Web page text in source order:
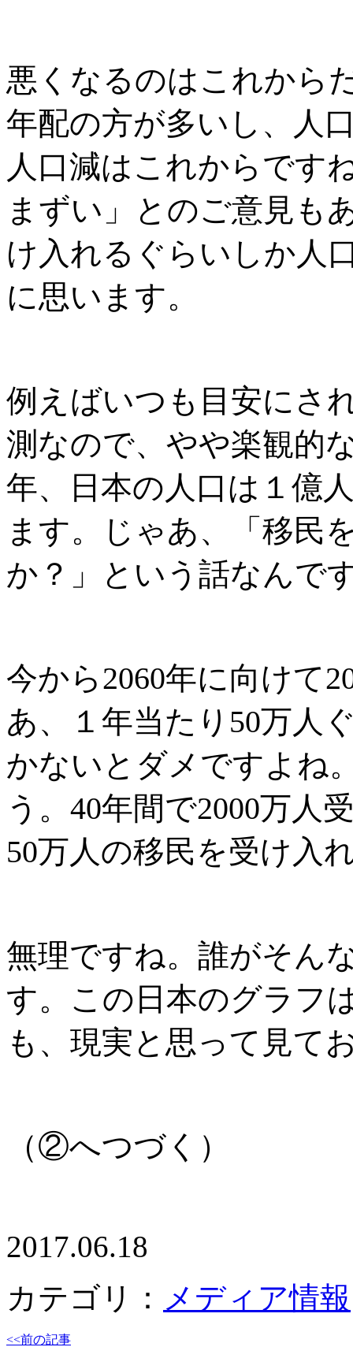
悪くなるのはこれから
年配の方が多いし、人
人口減はこれからです
まずい」とのご意見も
け入れるぐらいしか人
に思います。
例えばいつも目安にさ
測なので、やや楽観的
年、日本の人口は１億
ます。じゃあ、「移民
か？」という話なんで
今から2060年に向けて
あ、１年当たり 50万人
かないとダメですよね
う。 40年間で2000万人
50万人の移民を受け入
無理ですね。誰がそん
す。この日本のグラフ
も、 現実と思って見て
（②へつづく）
2017.06.18
カテゴリ： メディア情報
<<前の記事